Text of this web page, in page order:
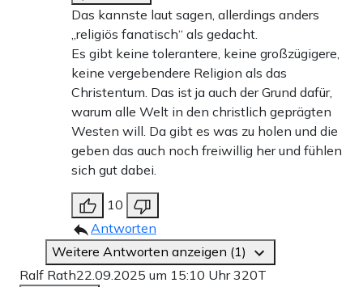
Das kannste laut sagen, allerdings anders
„religiös fanatisch“ als gedacht.
Es gibt keine tolerantere, keine großzügigere,
keine vergebendere Religion als das
Christentum. Das ist ja auch der Grund dafür,
warum alle Welt in den christlich geprägten
Westen will. Da gibt es was zu holen und die
geben das auch noch freiwillig her und fühlen
sich gut dabei.
10
Antworten
Weitere Antworten anzeigen (1)
Ralf Rath22.09.2025 um 15:10 Uhr320T